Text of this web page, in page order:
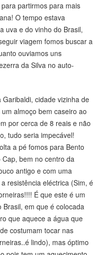
partirmos para mais
O tempo estava
uva e do vinho do Brasil,
viagem fomos buscar a
ouviamos uns
da Silva no auto-
cidade vizinha de
almoço bem caseiro ao
por cerca de 8 reais e não
tudo seria impecável!
a pé fomos para Bento
bem no centro da
antigo e com uma
resistência eléctrica (Sim, é
É que este é um
em que é colocada
que aquece a água que
costumam tocar nas
lindo), mas óptimo